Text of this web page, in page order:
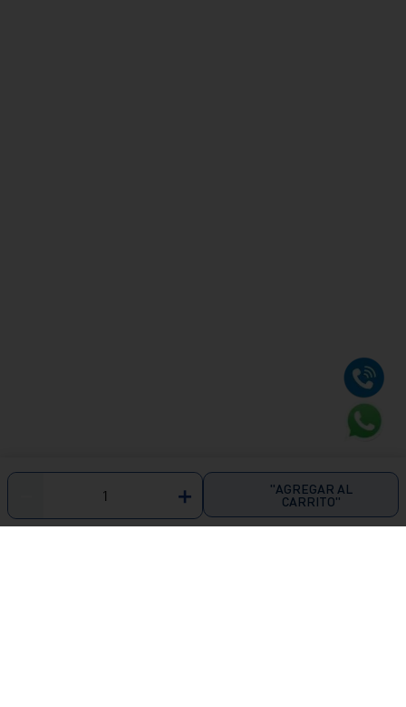
＋ "AGREGAR AL
CARRITO"